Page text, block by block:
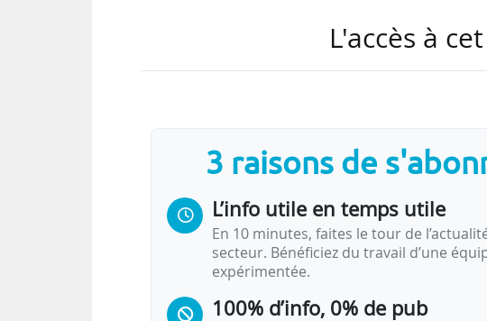
Cette formation dispensée sur plusieurs
• « Les améliorations continues apportées au
L'accès à
3 raisons de
L’info utile en temps utile
En 10 minutes, faites le tour de
secteur. Bénéficiez du travail d’une
expérimentée.
100% d’info, 0% de pub